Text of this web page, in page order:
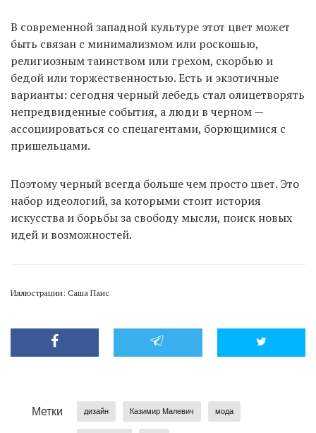
В современной западной культуре этот цвет может
быть связан с минимализмом или роскошью,
религиозным таинством или грехом, скорбью и
бедой или торжественностью. Есть и экзотичные
варианты: сегодня черный лебедь стал олицетворять
непредвиденные события, а люди в черном —
ассоциироваться со спецагентами, борющимися с
пришельцами.
Поэтому черный всегда больше чем просто цвет. Это
набор идеологий, за которыми стоит история
искусства и борьбы за свободу мысли, поиск новых
идей и возможностей.
Иллюстрации: Саша Паис
Метки дизайн Казимир Малевич мода